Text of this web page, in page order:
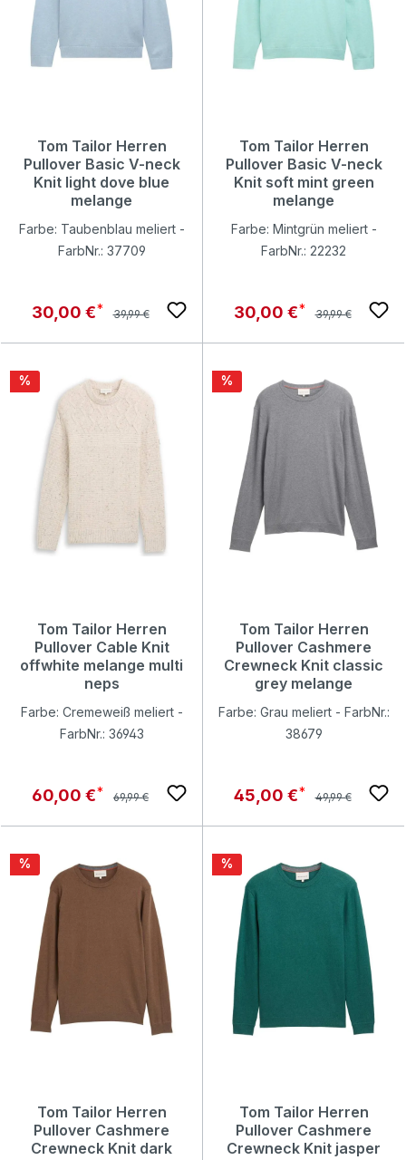
Tom Tailor Herren
Pullover Basic V-neck
Knit light dove blue
melange
Farbe: Taubenblau meliert -
FarbNr.: 37709
Verkaufspreis:
30,00 € Regulärer Preis:
39,99 €
Tom Tailor Herren
Pullover Basic V-neck
Knit soft mint green
melange
Farbe: Mintgrün meliert -
FarbNr.: 22232
Verkaufspreis:
30,00 € Regulärer Preis:
39,99 €
Rabatt
%
Tom Tailor Herren
Pullover Cable Knit
offwhite melange multi
neps
Farbe: Cremeweiß meliert -
FarbNr.: 36943
Verkaufspreis:
60,00 € Regulärer Preis:
69,99 €
Rabatt
%
Tom Tailor Herren
Pullover Cashmere
Crewneck Knit classic
grey melange
Farbe: Grau meliert - FarbNr.:
38679
Verkaufspreis:
45,00 € Regulärer Preis:
49,99 €
Rabatt
%
Tom Tailor Herren
Pullover Cashmere
Crewneck Knit dark
Rabatt
%
Tom Tailor Herren
Pullover Cashmere
Crewneck Knit jasper